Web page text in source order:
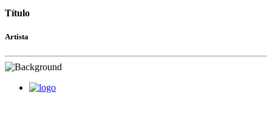
Título
Artista